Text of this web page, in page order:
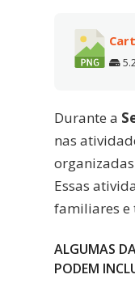
Durante a
nas
Essas
familiares e
ALGUMAS
PODEM